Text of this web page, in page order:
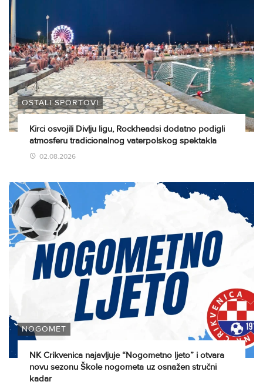
OSTALI SPORTOVI
Kirci osvojili Divlju ligu, Rockheadsi dodatno podigli
atmosferu tradicionalnog vaterpolskog spektakla
02.08.2026
NOGOMET
NK Crikvenica najavljuje “Nogometno ljeto” i otvara
novu sezonu Škole nogometa uz osnažen stručni
kadar